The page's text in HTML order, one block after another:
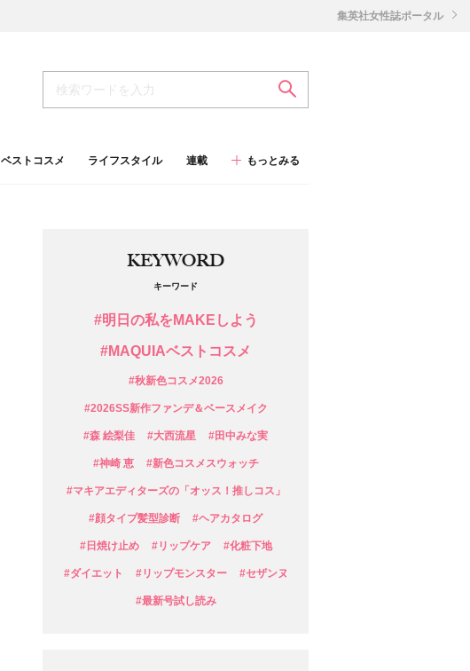
ベストコスメ ライフスタイル 連載 もっとみる
集英社女性誌ポータル
KEYWORD
キーワード
#明日の私をMAKEしよう
#MAQUIAベストコスメ
#秋新色コスメ2026
#2026SS新作ファンデ＆ベースメイク
#森 絵梨佳 #大西流星 #田中みな実
#神崎 恵 #新色コスメスウォッチ
#マキアエディターズの「オッス！推しコス」
#顔タイプ髪型診断 #ヘアカタログ
#日焼け止め #リップケア #化粧下地
#ダイエット #リップモンスター #セザンヌ
#最新号試し読み